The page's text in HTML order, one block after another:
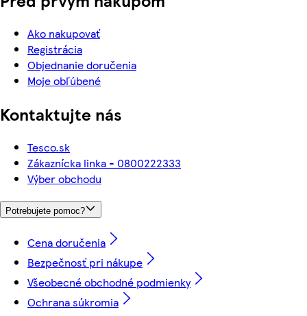
Ako nakupovať
Registrácia
Objednanie doručenia
Moje obľúbené
Kontaktujte nás
Tesco.sk
Zákaznícka linka - 0800222333
Výber obchodu
Potrebujete pomoc?
Cena doručenia
Bezpečnosť pri nákupe
Všeobecné obchodné podmienky
Ochrana súkromia